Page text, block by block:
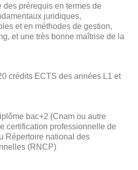
des prérequis en termes de
juridiques,
et en méthodes de gestion,
et une très bonne maîtrise de la
crédits ECTS des années L1 et
bac+2 (Cnam ou autre
certification professionnelle de
Répertoire national des
(RNCP)